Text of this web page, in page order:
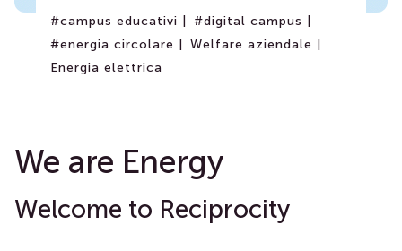
#campus educativi |
#digital campus |
#energia circolare |
Welfare aziendale |
Energia elettrica
We are Energy
Welcome to Reciprocity